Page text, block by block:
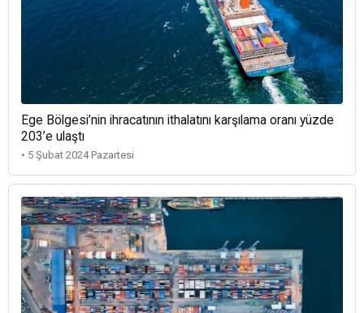
Ege Bölgesi’nin ihracatının ithalatını karşılama oranı yüzde
203’e ulaştı
• 5 Şubat 2024 Pazartesi